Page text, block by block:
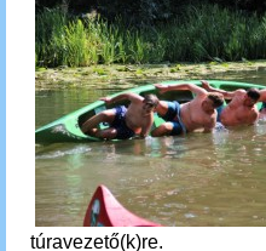
túravezető(k)re.